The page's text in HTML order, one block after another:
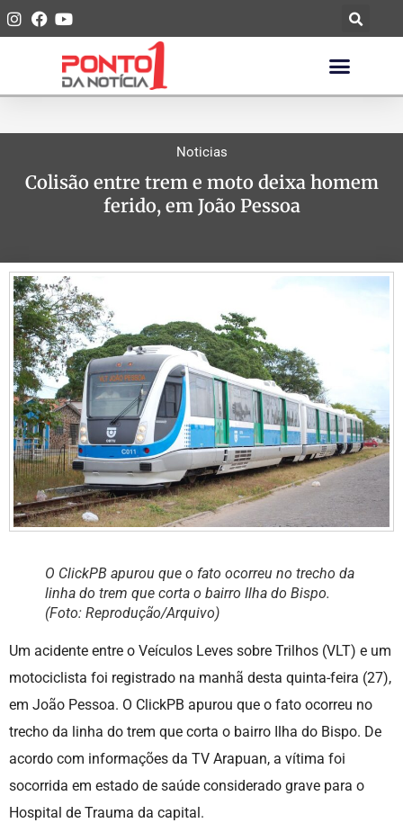
Noticias
Colisão entre trem e moto deixa homem
ferido, em João Pessoa
O ClickPB apurou que o fato ocorreu no trecho da
linha do trem que corta o bairro Ilha do Bispo.
(Foto: Reprodução/Arquivo)
Um acidente entre o Veículos Leves sobre Trilhos (VLT) e um
motociclista foi registrado na manhã desta quinta-feira (27),
em João Pessoa. O ClickPB apurou que o fato ocorreu no
trecho da linha do trem que corta o bairro Ilha do Bispo. De
acordo com informações da TV Arapuan, a vítima foi
socorrida em estado de saúde considerado grave para o
Hospital de Trauma da capital.